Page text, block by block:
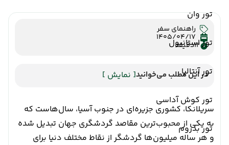
تور وان
تور استانبول
تور آنتالیا
تور کوش آداسی
تور بدروم
راهنمای سفر
1405/04/17
12دقیقه
در این مطلب می‌خوانید[ نمایش ]
سریلانکا، کشوری جزیره‌ای در جنوب آسیا، سال‌هاست که
به یکی از محبوب‌ترین مقاصد گردشگری جهان تبدیل شده
و هر ساله میلیون‌ها گردشگر از نقاط مختلف دنیا برای